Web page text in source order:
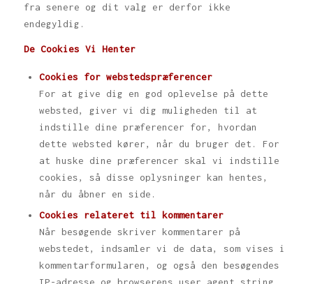
fra senere og dit valg er derfor ikke
endegyldig.
De Cookies Vi Henter
Cookies for webstedspræferencer
For at give dig en god oplevelse på dette
websted, giver vi dig muligheden til at
indstille dine præferencer for, hvordan
dette websted kører, når du bruger det. For
at huske dine præferencer skal vi indstille
cookies, så disse oplysninger kan hentes,
når du åbner en side.
Cookies relateret til kommentarer
Når besøgende skriver kommentarer på
webstedet, indsamler vi de data, som vises i
kommentarformularen, og også den besøgendes